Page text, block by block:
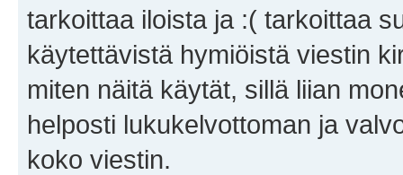
tarkoittaa iloista ja :( tarkoittaa
käytettävistä hymiöistä viestin
miten näitä käytät, sillä liian
helposti lukukelvottoman ja
koko viestin.